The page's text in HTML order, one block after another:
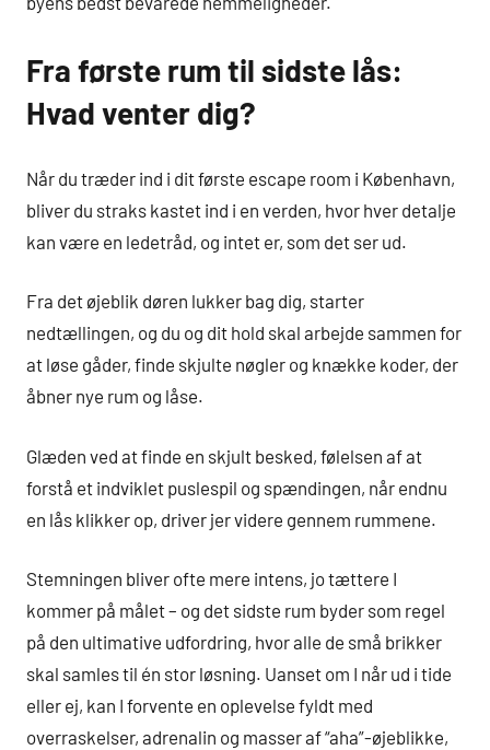
Fra første rum til sidste lås:
Hvad venter dig?
Når du træder ind i dit første escape room i København,
bliver du straks kastet ind i en verden, hvor hver detalje
kan være en ledetråd, og intet er, som det ser ud.
Fra det øjeblik døren lukker bag dig, starter
nedtællingen, og du og dit hold skal arbejde sammen for
at løse gåder, finde skjulte nøgler og knække koder, der
åbner nye rum og låse.
Glæden ved at finde en skjult besked, følelsen af at
forstå et indviklet puslespil og spændingen, når endnu
en lås klikker op, driver jer videre gennem rummene.
Stemningen bliver ofte mere intens, jo tættere I
kommer på målet – og det sidste rum byder som regel
på den ultimative udfordring, hvor alle de små brikker
skal samles til én stor løsning. Uanset om I når ud i tide
eller ej, kan I forvente en oplevelse fyldt med
overraskelser, adrenalin og masser af “aha”-øjeblikke,